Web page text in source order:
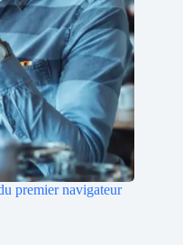
premier navigateur